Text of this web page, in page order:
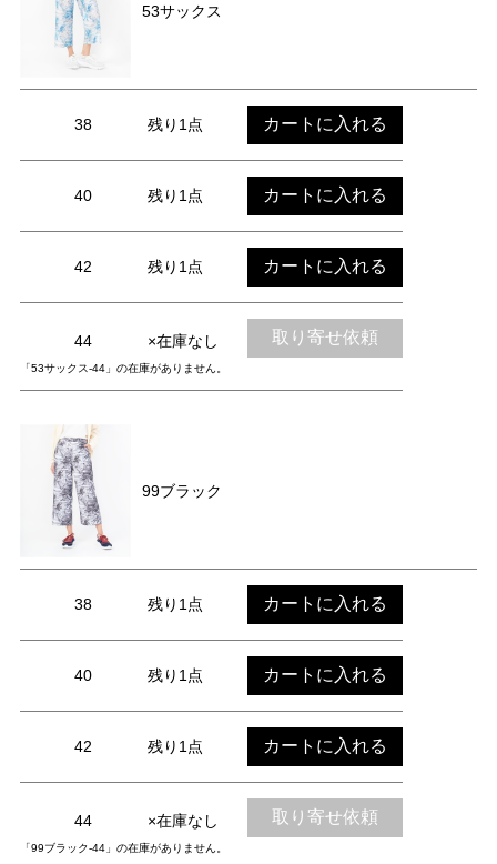
53サックス
38 残り1点 カートに入れる
40 残り1点 カートに入れる
42 残り1点 カートに入れる
44 ×在庫なし 取り寄せ依頼
「53サックス-44」の在庫がありません。
99ブラック
38 残り1点 カートに入れる
40 残り1点 カートに入れる
42 残り1点 カートに入れる
44 ×在庫なし 取り寄せ依頼
「99ブラック-44」の在庫がありません。